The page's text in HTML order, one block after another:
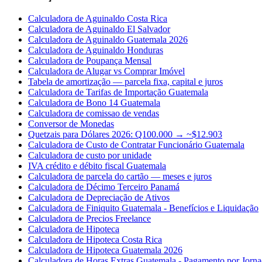
Calculadora de Aguinaldo Costa Rica
Calculadora de Aguinaldo El Salvador
Calculadora de Aguinaldo Guatemala 2026
Calculadora de Aguinaldo Honduras
Calculadora de Poupança Mensal
Calculadora de Alugar vs Comprar Imóvel
Tabela de amortização — parcela fixa, capital e juros
Calculadora de Tarifas de Importação Guatemala
Calculadora de Bono 14 Guatemala
Calculadora de comissao de vendas
Conversor de Monedas
Quetzais para Dólares 2026: Q100.000 → ~$12.903
Calculadora de Custo de Contratar Funcionário Guatemala
Calculadora de custo por unidade
IVA crédito e débito fiscal Guatemala
Calculadora de parcela do cartão — meses e juros
Calculadora de Décimo Terceiro Panamá
Calculadora de Depreciação de Ativos
Calculadora de Finiquito Guatemala - Benefícios e Liquidação
Calculadora de Precios Freelance
Calculadora de Hipoteca
Calculadora de Hipoteca Costa Rica
Calculadora de Hipoteca Guatemala 2026